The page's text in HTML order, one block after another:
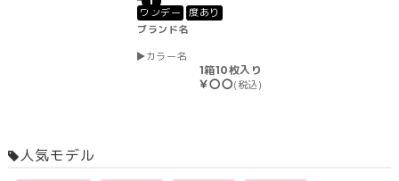
ワンデー
度あり
ブランド名
カラー名
1箱10枚入り
￥〇〇(税込)
人気モデル